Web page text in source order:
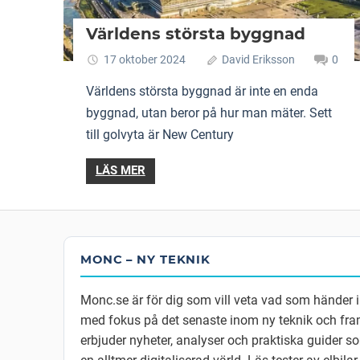
Världens största byggnad
17 oktober 2024 David Eriksson 0
Världens största byggnad är inte en enda
byggnad, utan beror på hur man mäter. Sett
till golvyta är New Century
LÄS MER
MONC – NY TEKNIK
Monc.se är för dig som vill veta vad som händer
med fokus på det senaste inom ny teknik och
erbjuder nyheter, analyser och praktiska guider